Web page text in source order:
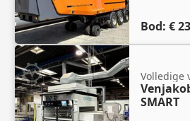
Bod: €
Volledige
SMART